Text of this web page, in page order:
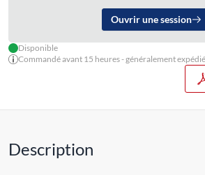
Ouvrir une session
Disponible
Commandé avant 15 heures - généralement
Description